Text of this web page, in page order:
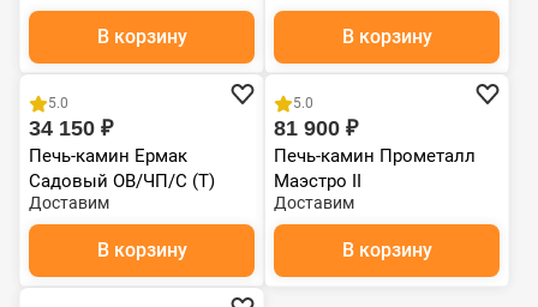
В корзину В корзину
5.0
34 150 ₽
Печь-камин Ермак
Садовый ОВ/ЧП/С (Т)
(2012)
Доставим
В корзину
Чугун
5.0
81 900 ₽
Печь-камин Прометалл
Маэстро II
Доставим
В корзину
Чугун